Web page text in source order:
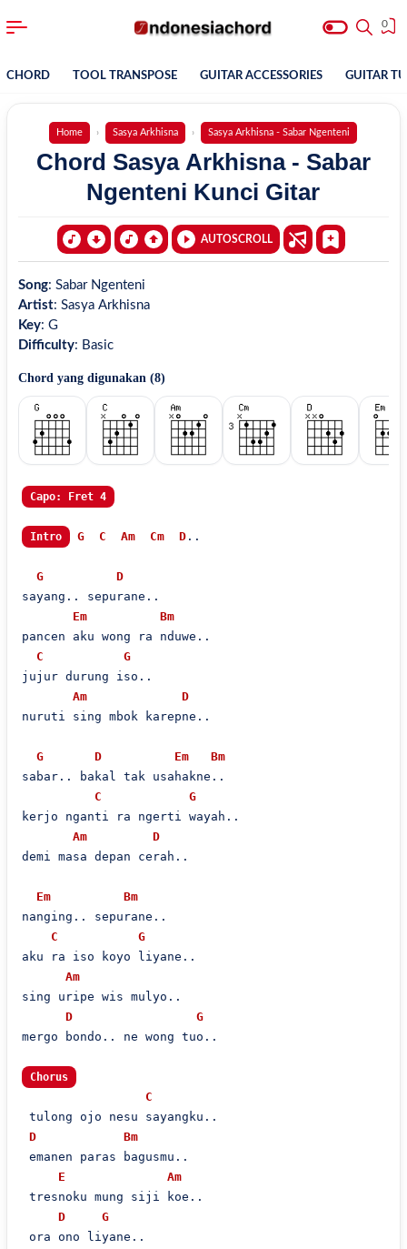
0
CHORD TOOL TRANSPOSE GUITAR ACCESSORIES GUITAR
Home Sasya Arkhisna Sasya Arkhisna - Sabar Ngenteni
Chord Sasya Arkhisna - Sabar
Ngenteni Kunci Gitar
AUTOSCROLL
Song: Sabar Ngenteni
Artist: Sasya Arkhisna
Key: G
Difficulty: Basic
Chord yang digunakan (8)
Capo: Fret 4
Intro G C Am Cm D..
G
D
sayang.. sepurane..
Em
Bm
pancen aku wong ra nduwe..
C
G
jujur durung iso..
Am
D
nuruti sing mbok karepne..
G D Em
Bm
sabar.. bakal tak usahakne..
C
G
kerjo nganti ra ngerti wayah..
Am
D
demi masa depan cerah..
Em
Bm
nanging.. sepurane..
C
G
aku ra iso koyo liyane..
Am
sing uripe wis mulyo..
D
G
mergo bondo.. ne wong tuo..
Chorus
C
tulong ojo nesu sayangku..
D
Bm
emanen paras bagusmu..
E
Am
tresnoku mung siji koe..
D
G
ora ono liyane..